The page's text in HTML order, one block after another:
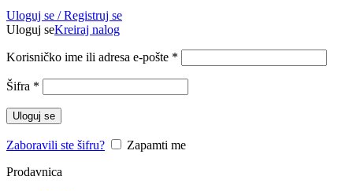
Uloguj se / Registruj se
Uloguj seKreiraj nalog
Korisničko ime ili adresa e-pošte *
Šifra *
Uloguj se
Zaboravili ste šifru?
Zapamti me
Prodavnica